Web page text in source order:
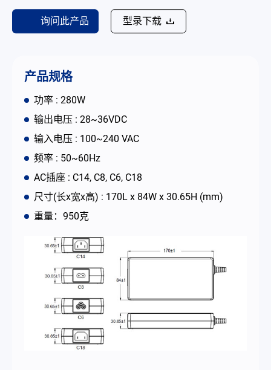
询问此产品 型录下载
产品规格
功率 : 280W
输出电压 : 28~36VDC
输入电压 : 100~240 VAC
频率 : 50~60Hz
AC插座 : C14, C8, C6, C18
尺寸(长x宽x高) : 170L x 84W x 30.65H (mm)
重量：950克
公司简介
联络我们
简体中文 English